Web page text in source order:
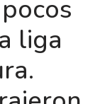
liga